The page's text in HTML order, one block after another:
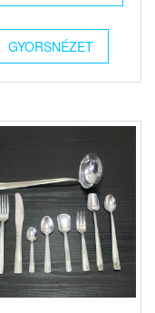
GYORSNÉZET